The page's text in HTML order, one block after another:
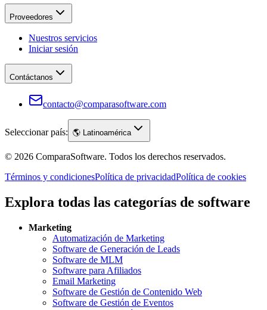
Proveedores
Nuestros servicios
Iniciar sesión
Contáctanos
contacto@comparasoftware.com
Seleccionar país: 🌎 Latinoamérica
© 2026 ComparaSoftware. Todos los derechos reservados.
Términos y condicionesPolítica de privacidadPolítica de cookies
Explora todas las categorías de software
Marketing
Automatización de Marketing
Software de Generación de Leads
Software de MLM
Software para Afiliados
Email Marketing
Software de Gestión de Contenido Web
Software de Gestión de Eventos